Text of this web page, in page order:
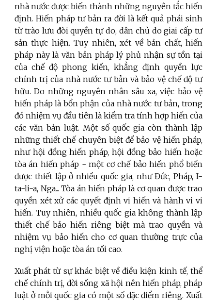
nhà nước được biến thành những nguyên tắc hiến
định. Hiến pháp tư bản ra đời là kết quả phái sinh
từ trào lưu đòi quyền tự do, dân chủ do giai cấp tư
sản thực hiện. Tuy nhiên, xét về bản chất, hiến
pháp này là văn bản pháp lý phủ nhận sự tồn tại
của chế độ phong kiến, khẳng định quyền lực
chính trị của nhà nước tư bản và bảo vệ chế độ tư
hữu. Do những nguyên nhân sâu xa, việc bảo vệ
hiến pháp là bổn phận của nhà nước tư bản, trong
đó nhiệm vụ đầu tiên là kiểm tra tính hợp hiến của
các văn bản luật. Một số quốc gia còn thành lập
những thiết chế chuyên biệt để bảo vệ hiến pháp,
như hội đồng hiến pháp, hội đồng bảo hiến hoặc
tòa án hiến pháp - một cơ chế bảo hiến phổ biến
được thiết lập ở nhiều quốc gia, như Đức, Pháp, I-
ta-li-a, Nga... Tòa án hiến pháp là cơ quan được trao
quyền xét xử các quyết định vi hiến và hành vi vi
hiến. Tuy nhiên, nhiều quốc gia không thành lập
thiết chế bảo hiến riêng biệt mà trao quyền và
nhiệm vụ bảo hiến cho cơ quan thường trực của
nghị viện hoặc tòa án tối cao.
Xuất phát từ sự khác biệt về điều kiện kinh tế, thể
chế chính trị, đời sống xã hội nên hiến pháp, pháp
luật ở mỗi quốc gia có một số đặc điểm riêng. Xuất